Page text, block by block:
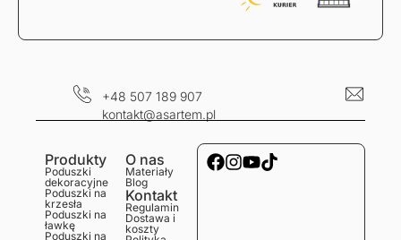
+48 507 189 907
kontakt@asartem.pl
Produkty
Poduszki
dekoracyjne
Poduszki na
krzesła
Poduszki na
ławkę
Poduszki na
O nas
Materiały
Blog
Kontakt
Regulamin
Dostawa i
koszty